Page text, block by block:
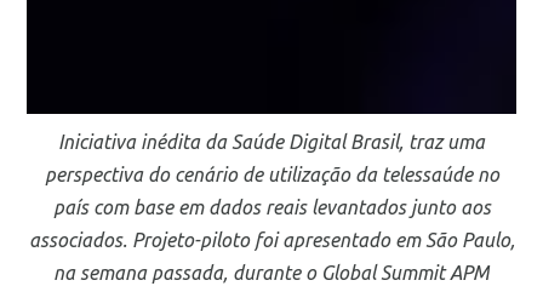
Iniciativa inédita da Saúde Digital Brasil, traz uma
perspectiva do cenário de utilização da telessaúde no
país com base em dados reais levantados junto aos
associados. Projeto-piloto foi apresentado em São Paulo,
na semana passada, durante o Global Summit APM